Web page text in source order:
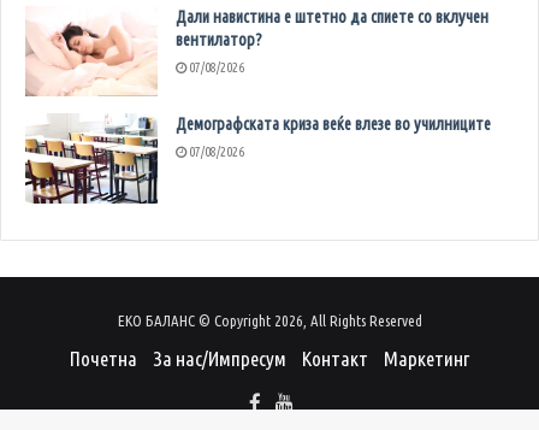
Дали навистина е штетно да спиете со вклучен
вентилатор?
07/08/2026
Демографската криза веќе влезе во училниците
07/08/2026
ЕКО БАЛАНС © Copyright 2026, All Rights Reserved
Почетна За нас/Импресум Контакт Маркетинг